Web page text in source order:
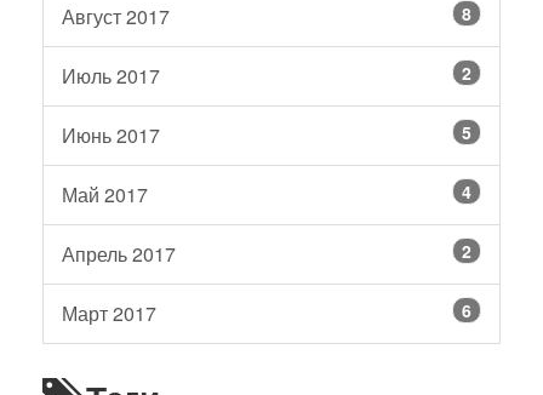
Август 2017 8
Июль 2017 2
Июнь 2017 5
Май 2017 4
Апрель 2017 2
Март 2017 6